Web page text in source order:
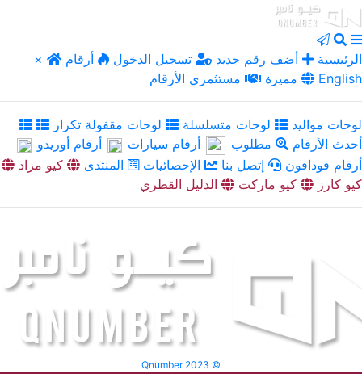
× الرئيسية أضف رقم جديد تسجيل الدخول
أرقام
مميزة
مستثمري الأرقام English
لوحات مواليد لوحات متسلسلة
لوحات مقفولة تكرار
أحدث الأرقام
مطلوب أرقام سيارات
أرقام أوريدو
أرقام فودافون
إتصل بنا الإحصائيات المنتدى
كيو مزاد
كيو كارز
كيو ماركت الدليل القطري
Qnumber 2023 ©